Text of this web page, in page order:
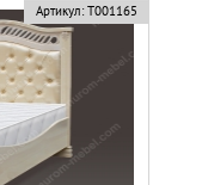
Артикул: Т001165